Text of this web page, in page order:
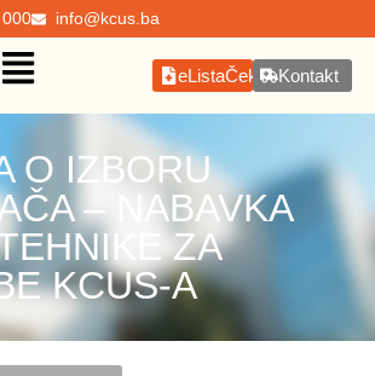
info@kcus.ba
eListaČekanjaKontakt
O IZBORU
– NABAVKA
ZA
KCUS-A